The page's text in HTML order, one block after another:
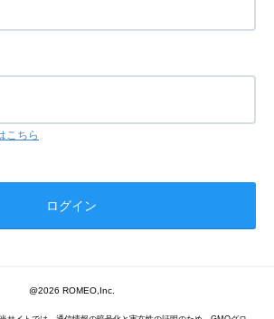
こちら
@2026 ROMEO,Inc.